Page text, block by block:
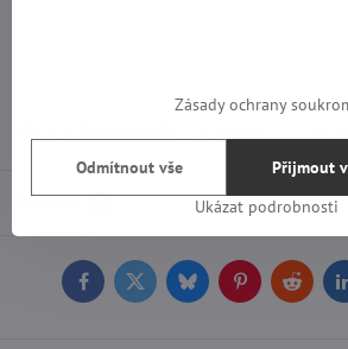
Diskuse 0
FacebookTwitterBlueskyPinterestReddit
Zásady ochrany
Ukázat podrobnosti
Přijmout
Odmítnout vše